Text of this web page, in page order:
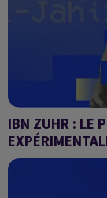
IBN ZUHR : LE
Les penseurs de